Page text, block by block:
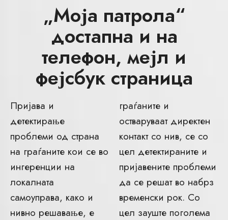
„Моја патрола“
достапна и на
телефон, мејл и
фејсбук страница
Пријава и
детектирање
проблеми од страна
на граѓаните кои се во
ингеренции на
локалната
самоуправа, како и
нивно решавање, е
граѓаните и
остваруваат директен
контакт со нив, се со
цел детектираните и
пријавените проблеми
да се решат во набрз
временски рок. Со
цел зауште поголема